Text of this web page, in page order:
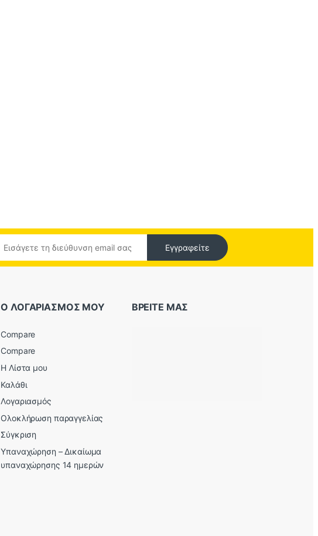
Εγγραφείτε
Ο ΛΟΓΑΡΙΑΣΜΟΣ ΜΟΥ
Compare
Compare
Η Λίστα μου
Καλάθι
Λογαριασμός
Ολοκλήρωση παραγγελίας
Σύγκριση
Υπαναχώρηση – Δικαίωμα
υπαναχώρησης 14 ημερών
ΒΡΕΙΤΕ ΜΑΣ